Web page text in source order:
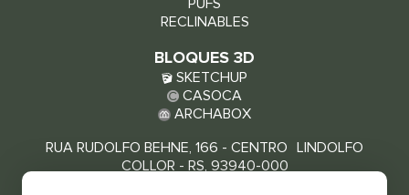
PUFS
RECLINABLES
BLOQUES 3D
SKETCHUP
CASOCA
ARCHABOX
RUA RUDOLFO BEHNE, 166 - CENTRO LINDOLFO
COLLOR - RS, 93940-000